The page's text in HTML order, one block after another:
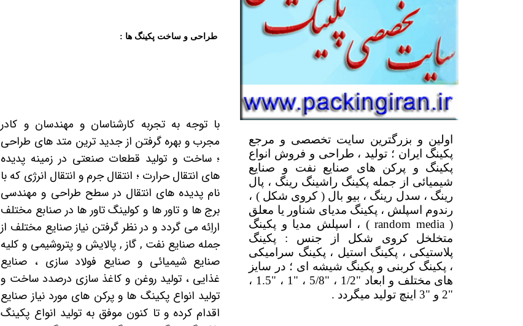
اولین و بزرگترین سایت تخصصی و مرجع
پکینگ ایران ؛ تولید ، طراحی و فروش انواع
پکینگ و پرکن های صنایع نفت و صنایع
شیمیائی از جمله پکینگ راشینگ رینگ ، پال
رینگ ، سدل رینگ ، بیو بال ( کروی شکل ) ،
رندوم اسپلش ، پکینگ مدیای شناور یا معلق
( random media ) ، اسپلش مدیا و پکینگ
متخلخل کروی شکل از جنس : پکینگ
پلاستیکی ، پکینگ استیل ، پکینگ سرامیکی
، پکینگ کربنی و پکینگ شیشه ای ؛ در سایز
های مختلف و ابعاد "1/2 ، "5/8 ، "1 ، "1.5 ،
"2 و "3 اینچ تولید میگردد .
با توجه به تجربه کارشناسان و مهندسان و کادر
مجرب و بهره گرفتن از جدید ترین متد های طراحی
؛ ساخت و تولید قطعات صنعتی در زمینه پدیده
های انتقال حرارت ؛ انتقال جرم و انتقال انرژی که با
نام پدیده های انتقال در سطح طراحی و مهندسی
برج ها و تاور ها و کولینگ تاور ها در صنابع مختلف
اراِئه می گردد و در نظر گرفتن نیاز صنایع مختلف از
جمله صنایع نفت , گاز , پالایش و پتروشیمی و کلیه
صنایع شیمیائی و صنایع فولاد سازی ، صنایع
غذایی ، تولید روغن و کاغذ سازی درصدد ساخت و
تولید انواع پکینگ ها و پرکن های مورد نیاز صنایع
اقدام کرده و تا کنون موفق به تولید انواع پکینگ
طراحی و ساخت پکینگ ها :